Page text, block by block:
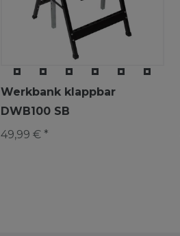
Werkbank klappbar
DWB100 SB
49,99 € *